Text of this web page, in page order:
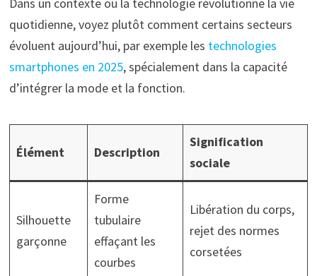
quotidienne, voyez plutôt comment certains secteurs
évoluent aujourd’hui, par exemple les technologies
smartphones en 2025, spécialement dans la capacité
d’intégrer la mode et la fonction.
Élément Description
Signification
sociale
Silhouette
garçonne
Forme
tubulaire
effaçant les
courbes
Libération du corps,
rejet des normes
corsetées